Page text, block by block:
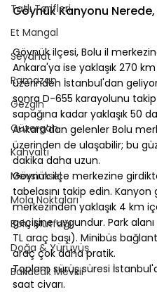
Tatlı Tarifleri
Et Mangal
Seyahat
Ramazan
Gezgin
Güzergah
Kahvaltı
Mevsimsel
Mola Noktaları
Bolu Mutfağı
Doğa & Yürüyüş
Bakacak Mevkii
Göynük Kanyonu Nerede,
⠀
Göynük ilçesi, Bolu il
Ankara'ya ise yaklaşık 270
üzerinden İstanbul'dan
sonra D-655 karayolunu
sapağına kadar yaklaşık 50
Ankara'dan gelenler Bolu
üzerinden de ulaşabilir; bu
dakika daha uzun.
Göynük ilçe merkezine
tabelasını takip edin. Kanyon
merkezinden yaklaşık 4 km
geçişine uygundur. Park
TL araç başı). Minibüs
araç çok daha pratik.
Toplam sürüş süresi
saat civarı.